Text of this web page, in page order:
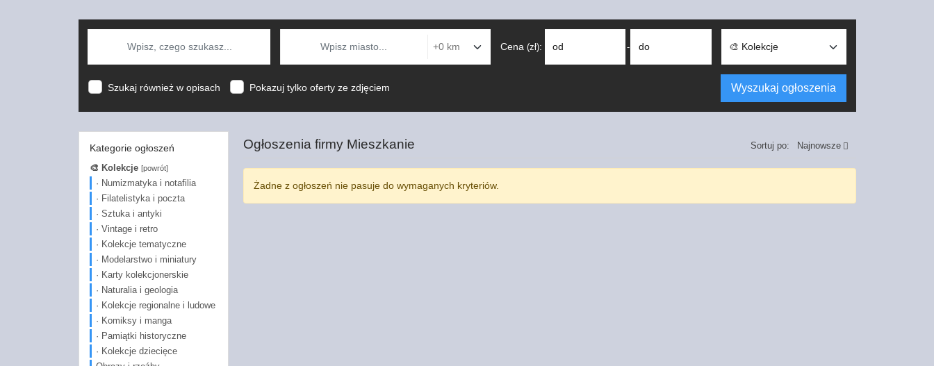
Cena (zł): od - do
Szukaj również w opisach Pokazuj tylko oferty ze zdjęciem Wyszukaj ogłoszenia
Ogłoszenia firmy Mieszkanie Sortuj po: Najnowsze
Żadne z ogłoszeń nie pasuje do wymaganych kryteriów.
Kategorie ogłoszeń
🎨 Kolekcje [powrót]
· Numizmatyka i notafilia
· Filatelistyka i poczta
· Sztuka i antyki
· Vintage i retro
· Kolekcje tematyczne
· Modelarstwo i miniatury
· Karty kolekcjonerskie
· Naturalia i geologia
· Kolekcje regionalne i ludowe
· Komiksy i manga
· Pamiątki historyczne
· Kolekcje dziecięce